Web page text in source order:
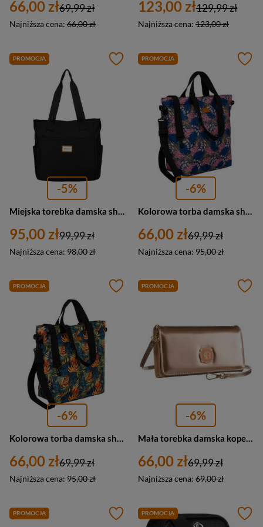
66,00 zł
Najniższa cena: 66,00 zł
69,99 zł 123,00 zł
Najniższa cena: 123,00 zł
129,99 zł
PROMOCJA
-5%
95,00 zł
Najniższa cena: 98,00 zł
99,99 zł
PROMOCJA
-6%
66,00 zł
Najniższa cena: 95,00 zł
69,99 zł
PROMOCJA
-6%
Kolorowa torba damska shopper bag materiałowa S14 - Rovicky R-TZ15605
66,00 zł
Najniższa cena: 95,00 zł
69,99 zł
PROMOCJA
-6%
Mała torebka damska kopertówka złota na telefon - Rovicky R-MW-01
66,00 zł
Najniższa cena: 69,00 zł
69,99 zł
PROMOCJA PROMOCJA